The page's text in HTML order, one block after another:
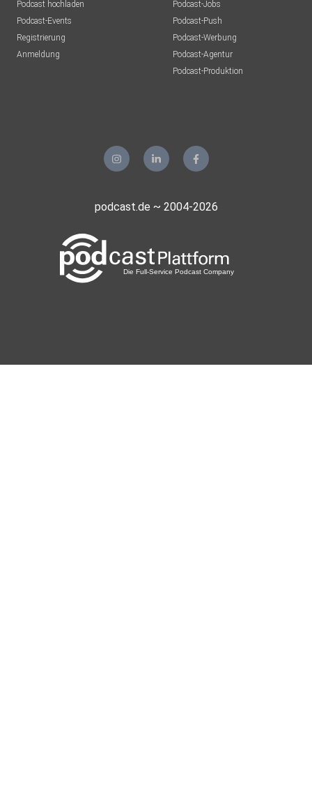
Podcast hochladen
Podcast-Events
Registrierung
Anmeldung
Podcast-Jobs
Podcast-Push
Podcast-Werbung
Podcast-Agentur
Podcast-Produktion
podcast.de ~ 2004-2026